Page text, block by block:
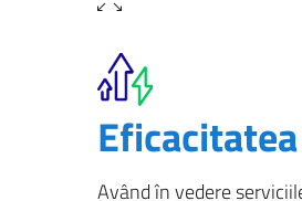
Având în vedere